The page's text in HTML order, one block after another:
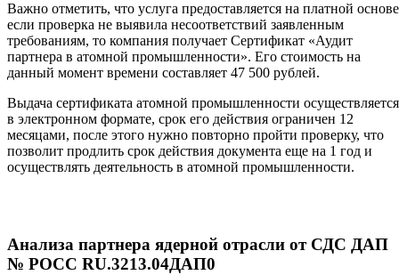
Важно отметить, что услуга предоставляется на платной
если проверка не выявила несоответствий заявленным
требованиям, то компания получает Сертификат «Аудит
партнера в атомной промышленности». Его стоимость на
данный момент времени составляет 47 500 рублей.
Выдача сертификата атомной промышленности осуществляется
в электронном формате, срок его действия ограничен 12
месяцами, после этого нужно повторно пройти проверку, что
позволит продлить срок действия документа еще на 1 год и
осуществлять деятельность в атомной промышленности.
Анализа партнера ядерной отрасли от СДС ДАП
№ РОСС RU.3213.04ДАП0